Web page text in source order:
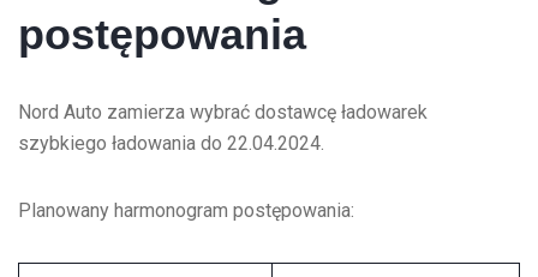
postępowania
Nord Auto zamierza wybrać dostawcę ładowarek
szybkiego ładowania do 22.04.2024.
Planowany harmonogram postępowania: